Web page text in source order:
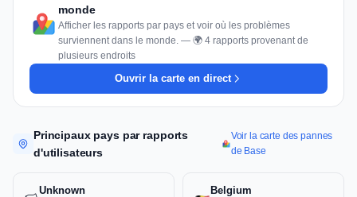
monde
Afficher les rapports par pays et voir où les problèmes
surviennent dans le monde. — 🌍 4 rapports provenant de
plusieurs endroits
Ouvrir la carte en direct
Principaux pays par rapports
d'utilisateurs
Voir la carte des pannes
de Base
Unknown Belgium